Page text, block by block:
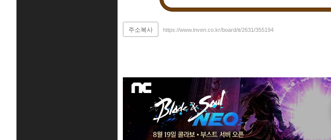
주소복사 https://www.inven.co.kr/board/it/2631/355194